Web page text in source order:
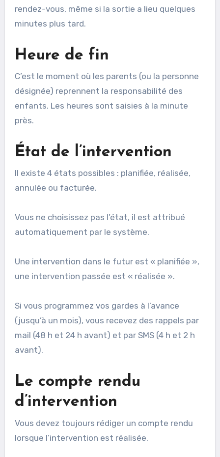
rendez-vous, même si la sortie a lieu quelques
minutes plus tard.
Heure de fin
C’est le moment où les parents (ou la personne
désignée) reprennent la responsabilité des
enfants. Les heures sont saisies à la minute
près.
État de l’intervention
Il existe 4 états possibles : planifiée, réalisée,
annulée ou facturée.
Vous ne choisissez pas l’état, il est attribué
automatiquement par le système.
Une intervention dans le futur est « planifiée »,
une intervention passée est « réalisée ».
Si vous programmez vos gardes à l’avance
(jusqu’à un mois), vous recevez des rappels par
mail (48 h et 24 h avant) et par SMS (4 h et 2 h
avant).
Le compte rendu
d’intervention
Vous devez toujours rédiger un compte rendu
lorsque l’intervention est réalisée.